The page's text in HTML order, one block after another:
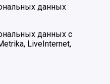
данных
данных с
LiveInternet,